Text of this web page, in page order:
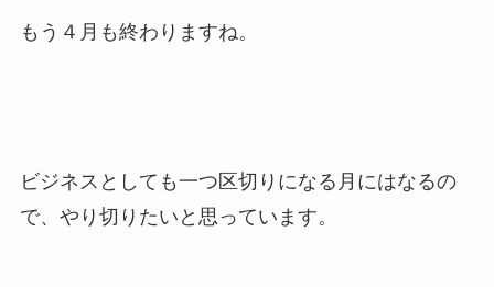
もう４月も終わりますね。
ビジネスとしても一つ区切りになる月にはなるの
で、やり切りたいと思っています。